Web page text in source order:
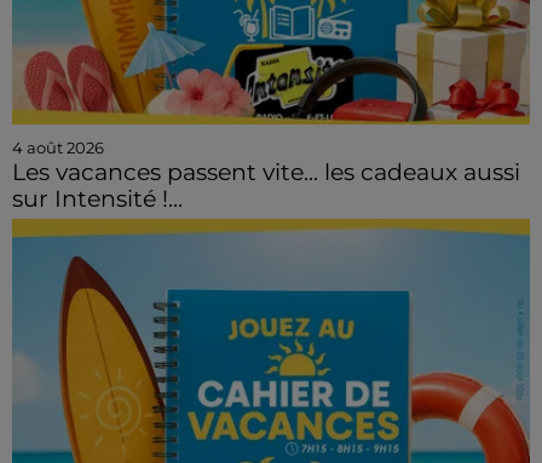
4 août 2026
Les vacances passent vite... les cadeaux aussi
sur Intensité !...